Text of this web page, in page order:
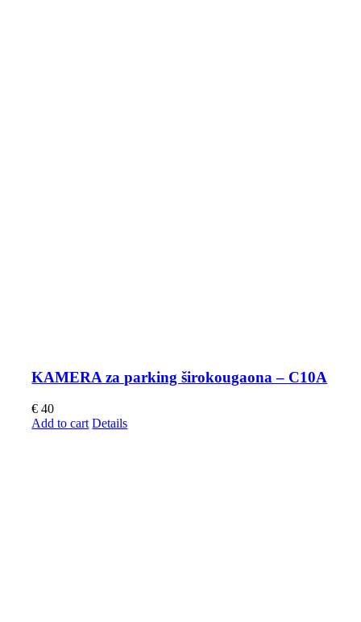
KAMERA za parking širokougaona – C10A
€ 40
Add to cart Details